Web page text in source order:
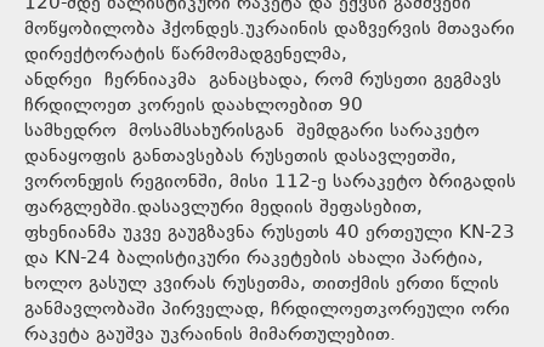
მოწყობილობა ჰქონდეს.უკრაინის დაზვერვის მთავარი
დირექტორატის წარმომადგენელმა,
ანდრეი ჩერნიაკმა განაცხადა, რომ რუსეთი გეგმავს
ჩრდილოეთ კორეის დაახლოებით 90
სამხედრო მოსამსახურისგან შემდგარი სარაკეტო
დანაყოფის განთავსებას რუსეთის დასავლეთში,
ვორონეჟის რეგიონში, მისი 112-ე სარაკეტო ბრიგადის
ფარგლებში.დასავლური მედიის შეფასებით,
ფხენიანმა უკვე გაუგზავნა რუსეთს 40 ერთეული KN-23
და KN-24 ბალისტიკური რაკეტების ახალი პარტია,
ხოლო გასულ კვირას რუსეთმა, თითქმის ერთი წლის
განმავლობაში პირველად, ჩრდილოეთკორეული ორი
რაკეტა გაუშვა უკრაინის მიმართულებით.